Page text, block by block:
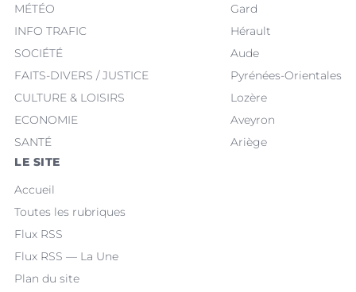
MÉTÉO
INFO TRAFIC
SOCIÉTÉ
FAITS-DIVERS / JUSTICE
CULTURE & LOISIRS
ECONOMIE
SANTÉ
Gard
Hérault
Aude
Pyrénées-Orientales
Lozère
Aveyron
Ariège
LE SITE
Accueil
Toutes les rubriques
Flux RSS
Flux RSS — La Une
Plan du site